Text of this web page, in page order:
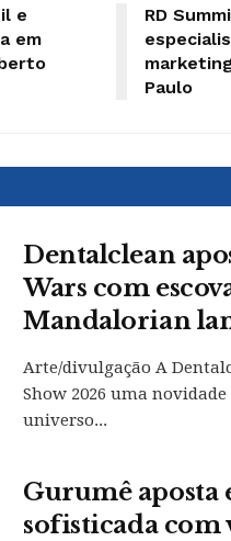
e
em
RD
Paulo
Dentalclean
Wars com
Mandalorian
Arte/divulgação A
Show 2026 uma
universo...
Gurumê aposta
sofisticada com